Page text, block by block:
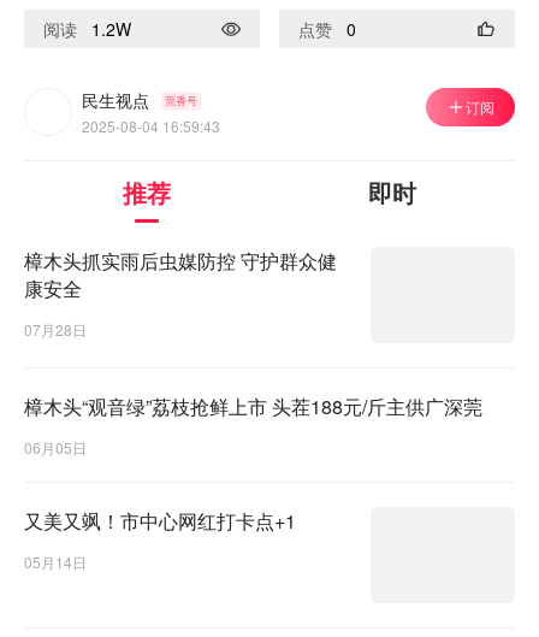
阅读 1.2W 点赞 0
民生视点 莞香号
2025-08-04 16:59:43
订阅
推荐 即时
樟木头抓实雨后虫媒防控 守护群众健
康安全
07月28日
樟木头“观音绿”荔枝抢鲜上市 头茬188元/斤主供广深莞
06月05日
又美又飒！市中心网红打卡点+1
05月14日